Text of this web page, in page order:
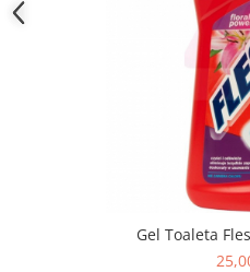
Gel Toaleta